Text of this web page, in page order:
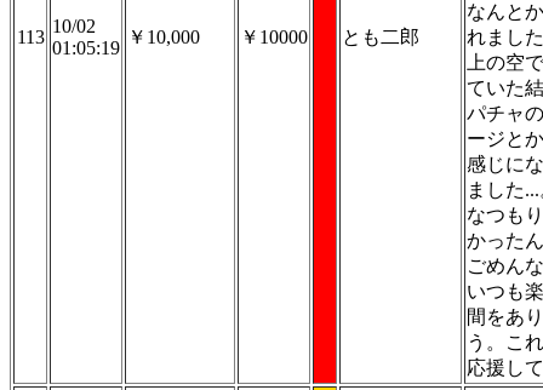
113
10/02
01:05:19
￥10,000 ￥10000 とも二郎
なんと
れまし
上の空
ていた
パチャ
ージと
感じに
ました
なつも
かった
ごめん
いつも
間をあ
う。こ
応援し